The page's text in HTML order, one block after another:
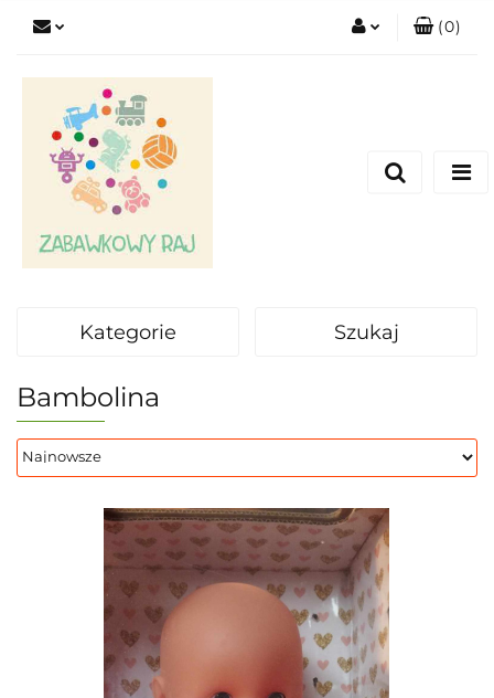
(0)
Kategorie Szukaj
Bambolina